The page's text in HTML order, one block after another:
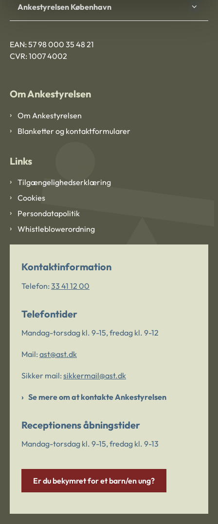
Ankestyrelsen København
EAN: 57 98 000 35 48 21
CVR: 1007 4002
Om Ankestyrelsen
Om Ankestyrelsen
Blanketter og kontaktformularer
Links
Tilgængelighedserklæring
Cookies
Persondatapolitik
Whistleblowerordning
Kontaktinformation
Telefon: 33 41 12 00
Telefontider
Mandag-torsdag kl. 9-15, fredag kl. 9-12
Mail: ast@ast.dk
Sikker mail: sikkermail@ast.dk
Se mere om at kontakte Ankestyrelsen
Receptionens åbningstider
Mandag-torsdag kl. 9-15, fredag kl. 9-13
Er du bekymret for et barn/en ung?